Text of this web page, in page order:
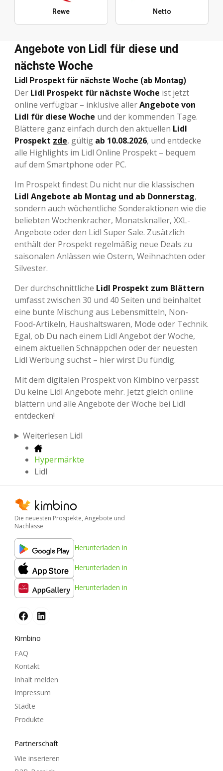
Rewe Netto
Angebote von Lidl für diese und
nächste Woche
Lidl Prospekt für nächste Woche (ab Montag)
Der Lidl Prospekt für nächste Woche ist jetzt
online verfügbar – inklusive allerAngebote von
Lidl für diese Woche und der kommenden Tage.
Blättere ganz einfach durch den aktuellen Lidl
Prospekt zde, gültig ab 10.08.2026, und entdecke
alle Highlights im Lidl Online Prospekt – bequem
auf dem Smartphone oder PC.
Im Prospekt findest Du nicht nur die klassischen
Lidl Angebote ab Montag und ab Donnerstag,
sondern auch wöchentliche Sonderaktionen wie die
beliebten Wochenkracher, Monatsknaller, XXL-
Angebote oder den Lidl Super Sale. Zusätzlich
enthält der Prospekt regelmäßig neue Deals zu
saisonalen Anlässen wie Ostern, Weihnachten oder
Silvester.
Der durchschnittliche Lidl Prospekt zum Blättern
umfasst zwischen 30 und 40 Seiten und beinhaltet
eine bunte Mischung aus Lebensmitteln, Non-
Food-Artikeln, Haushaltswaren, Mode oder Technik.
Egal, ob Du nach einem Lidl Angebot der Woche,
einem aktuellen Schnäppchen oder der neuesten
Lidl Werbung suchst – hier wirst Du fündig.
Mit dem digitalen Prospekt von Kimbino verpasst
Du keine Lidl Angebote mehr. Jetzt gleich online
blättern und alle Angebote der Woche bei Lidl
entdecken!
Weiterlesen Lidl
Hypermärkte
Lidl
Die neuesten Prospekte, Angebote und
Nachlässe
Herunterladen in
Herunterladen in
Herunterladen in
Kimbino
FAQ
Kontakt
Inhalt melden
Impressum
Städte
Produkte
Partnerschaft
Wie inserieren